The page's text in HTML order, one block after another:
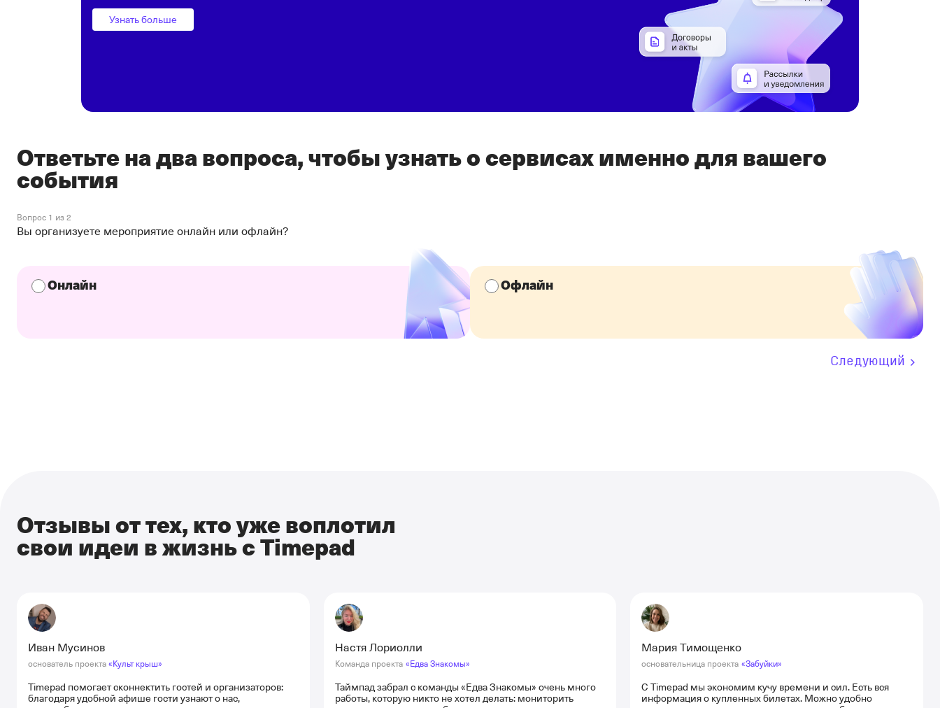
Узнать больше
Ответьте на два вопроса, чтобы узнать о сервисах именно для вашего
события
Вопрос 1 из 2
Вы организуете мероприятие онлайн или офлайн?
Онлайн Офлайн
Следующий
Отзывы от тех, кто уже воплотил
свои идеи в жизнь с Timepad
Иван Мусинов
основатель проекта«Культ крыш»
Timepad помогает сконнектить гостей и организаторов:
благодаря удобной афише гости узнают о нас,
Настя Лориолли
Команда проекта «Едва Знакомы»
Таймпад забрал с команды «Едва Знакомы» очень много
работы, которую никто не хотел делать: мониторить
Мария Тимощенко
основательница проекта «Забуйки»
С Timepad мы экономим кучу времени и сил. Есть вся
информация о купленных билетах. Можно удобно